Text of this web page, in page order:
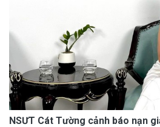
NSƯT Cát Tường cảnh báo nạn